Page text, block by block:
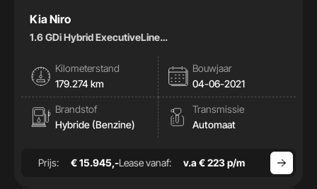
Kia Niro
1.6 GDi Hybrid ExecutiveLine
Kilometerstand
179.274 km
Bouwjaar
04-06-2021
Brandstof
Hybride (Benzine)
Transmissie
Automaat
Prijs: € 15.945,-Lease vanaf: v.a € 223 p/m